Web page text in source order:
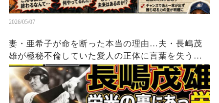
2026/05/07
妻・亜希子が命を断った本当の理由…夫・長嶋茂
雄が極秘不倫していた愛人の正体に言葉を失う…
宗教に狂ってしまった闇深い長嶋家の家庭崩壊の
全貌がエグい